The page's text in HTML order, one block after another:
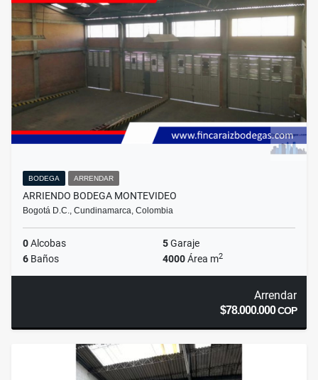
BODEGA ARRENDAR
ARRIENDO BODEGA MONTEVIDEO
Bogotá D.C., Cundinamarca, Colombia
0Alcobas 5Garaje
6 Baños 4000Área m2
Arrendar
$78.000.000COP